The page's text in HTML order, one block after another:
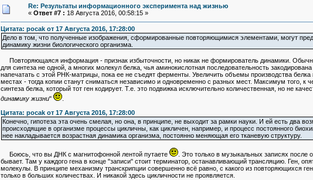
Re: Результаты информационного эксперимента над жизнью
« Ответ #7 : 18 Августа 2016, 00:58:15 »
Цитата: pocak от 17 Августа 2016, 17:28:00
Дело в том, что полученные изображения, сформированные повторяющимися элементами, могут
динамику жизни биологического организма.
Повторяющаяся информация - признак избыточности, но никак не формирователь динамики.
для синтеза не одной, а многих молекул белка, чья аминокислотная последовательность
напечатать с этой РНК-матрицы, пока ее не съедят ферменты. Увеличить объемы производства
местах - тогда копии станут сниматься независимо и одновременно с разных мест. Максимум того,
синтеза белка, который тот ген кодирует. Т.е. это подвижка исключительно количественная, но не
динамику жизни"
.
Цитата: pocak от 17 Августа 2016, 17:28:00
Конечно, гипотеза эта очень смелая, но она, в принципе, не выходит за рамки науки. И ей есть два
происходящие в организме процессы цикличны, как цикличен, например, и процесс постоянного
нее накладывается возрастная динамика организма, постоянно меняющая его тканевую структуру.
Боюсь, что вы ДНК с магнитофонной лентой путаете
. Это только в музыкальных записях после
бывает. Там у каждого гена в конце "записи" стоит терминатор, останавливающий трансляцию. Ген,
молекулы. В принципе механизму транскрипции совершенно всё равно, с какого из повторяющихся
только в больших количествах. И никакой здесь цикличности не проявляется.